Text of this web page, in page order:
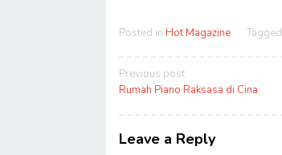
Posted in Hot Magazine Tagged
Post
navigation
Previous post
Rumah Piano Raksasa di Cina
Leave a Reply